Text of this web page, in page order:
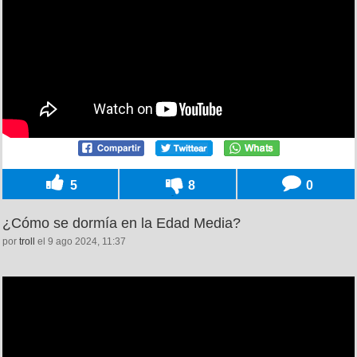
5 8 0
¿Cómo se dormía en la Edad Media?
por troll el 9 ago 2024, 11:37